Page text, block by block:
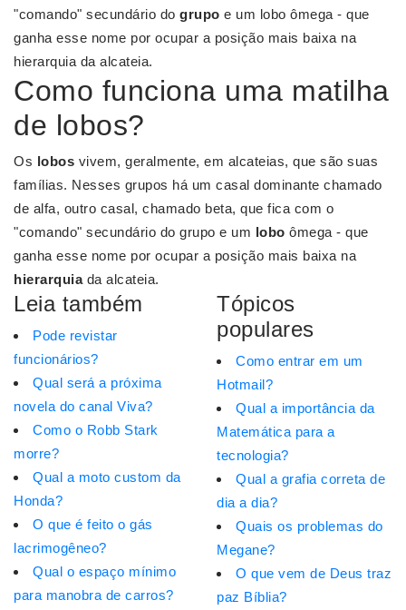
"comando" secundário do grupo e um lobo ômega - que
ganha esse nome por ocupar a posição mais baixa na
hierarquia da alcateia.
Como funciona uma matilha
de lobos?
Os lobos vivem, geralmente, em alcateias, que são suas
famílias. Nesses grupos há um casal dominante chamado
de alfa, outro casal, chamado beta, que fica com o
"comando" secundário do grupo e um lobo ômega - que
ganha esse nome por ocupar a posição mais baixa na
hierarquiada alcateia.
Leia também
Pode revistar
funcionários?
Qual será a próxima
novela do canal Viva?
Como o Robb Stark
morre?
Qual a moto custom da
Honda?
O que é feito o gás
lacrimogêneo?
Qual o espaço mínimo
para manobra de carros?
Tópicos
populares
Como entrar em um
Hotmail?
Qual a importância da
Matemática para a
tecnologia?
Qual a grafia correta de
dia a dia?
Quais os problemas do
Megane?
O que vem de Deus traz
paz Bíblia?